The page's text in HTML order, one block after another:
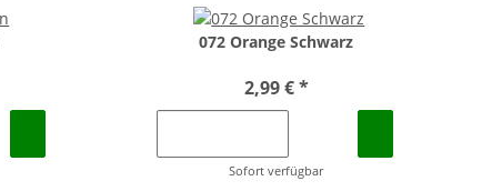
072 Orange Schwarz
2,99 €*
Sofort verfügbar